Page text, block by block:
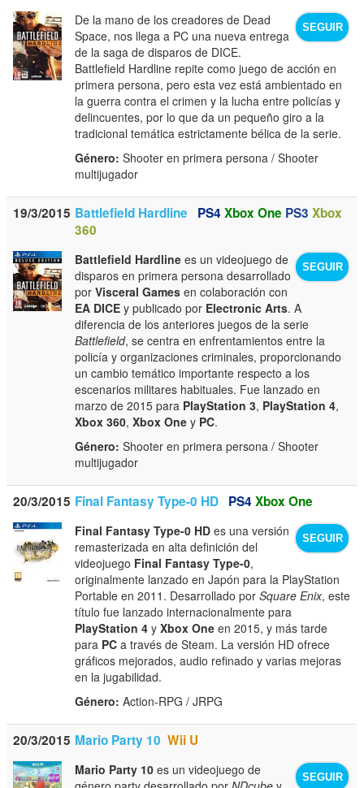
SEGUIR
De la mano de los creadores de Dead
Space, nos llega a PC una nueva entrega
de la saga de disparos de DICE.
Battlefield Hardline repite como juego de acción en
primera persona, pero esta vez está ambientado en
la guerra contra el crimen y la lucha entre policías y
delincuentes, por lo que da un pequeño giro a la
tradicional temática estrictamente bélica de la serie.
Género: Shooter en primera persona / Shooter
multijugador
19/3/2015 Battlefield Hardline PS4 Xbox One PS3 Xbox
360
SEGUIR
Battlefield Hardline es un videojuego de
disparos en primera persona desarrollado
porVisceral Games en colaboración con
EA DICE y publicado por Electronic Arts. A
diferencia de los anteriores juegos de la serie
Battlefield, se centra en enfrentamientos entre la
policía y organizaciones criminales, proporcionando
un cambio temático importante respecto a los
escenarios militares habituales. Fue lanzado en
marzo de 2015 para PlayStation 3, PlayStation 4,
Xbox 360,Xbox One y PC.
Género: Shooter en primera persona / Shooter
multijugador
20/3/2015 Final Fantasy Type-0 HD PS4 Xbox One
SEGUIR
Final Fantasy Type-0 HD es una versión
remasterizada en alta definición del
videojuego Final Fantasy Type-0,
originalmente lanzado en Japón para la PlayStation
Portable en 2011. Desarrollado porSquare Enix, este
título fue lanzado internacionalmente para
PlayStation 4 yXbox One en 2015, y más tarde
para PC a través de Steam. La versión HD ofrece
gráficos mejorados, audio refinado y varias mejoras
en la jugabilidad.
Género: Action-RPG / JRPG
20/3/2015 Mario Party 10 Wii U
SEGUIR
Mario Party 10 es un videojuego de